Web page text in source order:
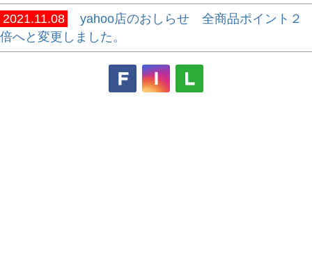
2021.11.08
yahoo店のおしらせ 全商品ポイント２
倍へと変更しました。